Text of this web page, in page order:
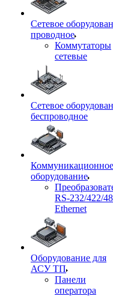
Сетевое
проводное
Коммутаторы
сетевые
Сетевое
беспроводное
Коммуникационное
оборудование
RS-232/422/
Ethernet
Оборудование для
АСУ ТП
Панели
оператора